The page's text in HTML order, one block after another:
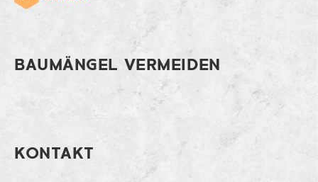
BAUMÄNGEL VERMEIDEN
KONTAKT